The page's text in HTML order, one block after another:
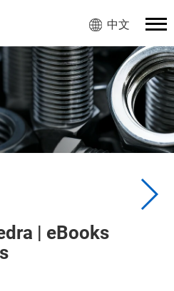
中文
| eBooks